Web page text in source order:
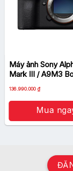
Máy ảnh Sony
Mark III / A9M3
136.990.000₫
Mua